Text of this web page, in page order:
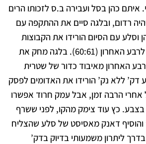
איתם כהן בסל ועבירה ב.ס לזכותו הרים
רדום, ובלגה סיים את ההתקפה עם
עם הסיום הורידו את הקבוצות
האחרון (60:61).
בלגה מחק את
האחרון מאיבוד כדור של שטרית
דק’ ללא נק’ הורידו את האדומים לפסק
הרבה זמן, אבל עמק חרוד אפשרו
בצבע. כץ עוד צימק מהקו, לפני ששרף
שלשה מ-10 מ’ והוסיף דאנק מאסיסט של סלע שהצליח
ליתרון משמעותי בדיוק בדק’